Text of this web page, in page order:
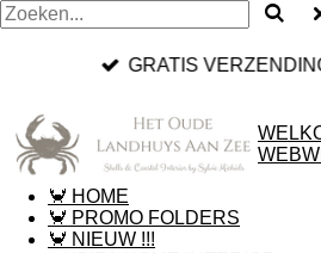
GRATIS
🦀 HOME
🦀 PROMO FOLDERS
🦀 NIEUW !!!